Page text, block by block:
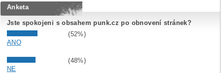
Anketa
Jste spokojeni s obsahem punk.cz po obnovení stránek?
(52%)
ANO
(48%)
NE